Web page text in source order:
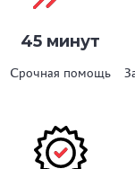
45 минут
Срочная помощь